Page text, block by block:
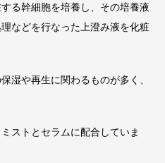
る幹細胞を培養し、その培養液
などを行なった上澄み液を化粧
湿や再生に関わるものが多く、
ストとセラムに配合していま